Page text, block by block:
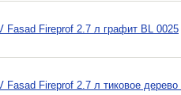
Fireprof 2.7 л графит BL 0025
Fireprof 2.7 л тиковое дерево